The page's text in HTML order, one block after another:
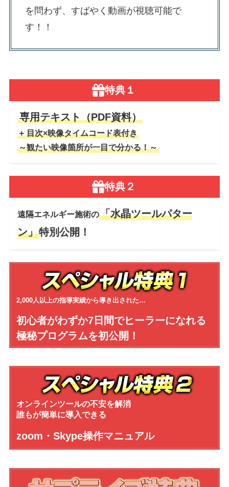
を問わず、すばやく動画が視聴可能で
す！！
特典１
専用テキスト（PDF資料）
＋目次×映像タイムコード表付き
～観たい映像箇所が一目で分かる！～
特典２
遠隔エネルギー施術の「水晶ツールパター
ン」特別公開 ！
2,000人以上の指導実績から導き出された…
初心者がわずか7日間でヒーラーになれる
極秘プログラムを初公開！
オンラインツールの不安を解消
誰もが簡単に導入できる
zoom・Skype操作マニュアル